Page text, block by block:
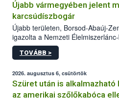
Újabb vármegyében jelent
karcsúdíszbogár
Újabb területen, Borsod-Abaúj-
igazolta a Nemzeti
kőrisrontó karcsúdíszbogár
kártevőt nem csak
az intenzív felderítést, emellett az
hatósággal is összehangolják a
TOVÁBB >
2026. augusztus 6, csütörtök
Szüret után is
az amerikai szőlőkabóca